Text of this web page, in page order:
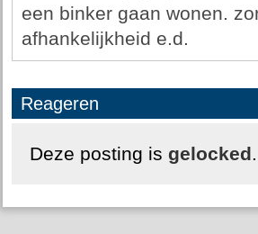
een binker gaan wonen.
afhankelijkheid e.d.
Reageren
Deze posting is gelocked